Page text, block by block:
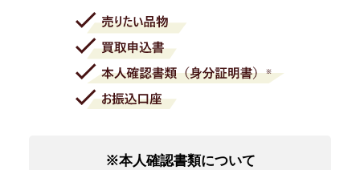
※本人確認書類について